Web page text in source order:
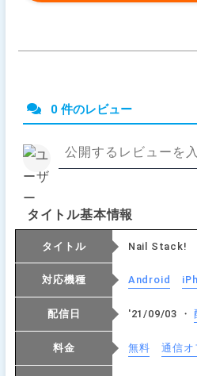
0 件のレビュー
タイトル基本情報
タイトル Nail Stack!
対応機種 Android
配信日 '21/09/03 ・
料金 無料 通信オ